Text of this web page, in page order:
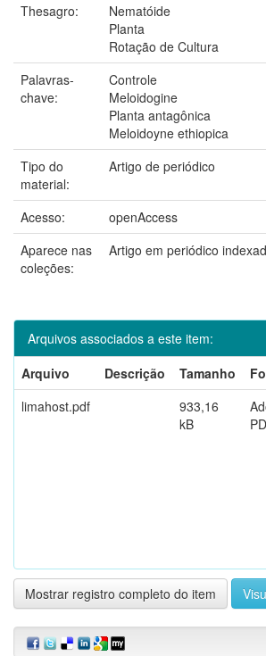
Thesagro:
Nematóide
Planta
Rotação de Cultura
Palavras-
chave:
Controle
Meloidogine
Planta antagônica
Meloidoyne ethiopica
Tipo do
material:
Artigo de periódico
Acesso:
openAccess
Aparece nas
coleções:
Artigo em periódico
Arquivos associados a este item:
Arquivo
Descrição Tamanho
limahost.pdf
933,16
kB
Mostrar registro completo do item